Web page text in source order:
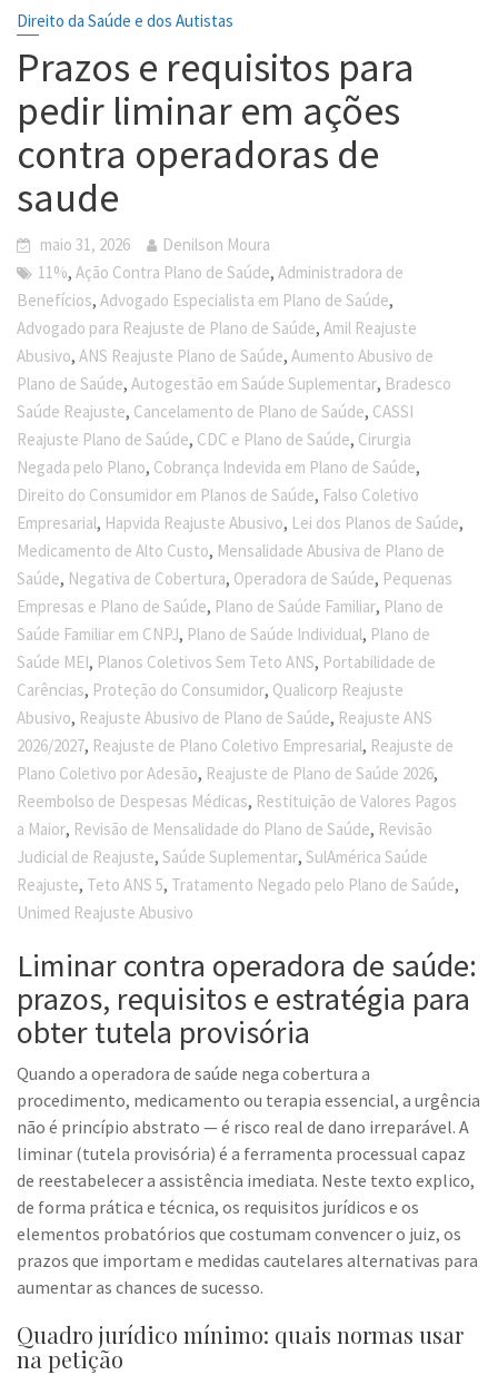
Direito da Saúde e dos Autistas
Prazos e requisitos para
pedir liminar em ações
contra operadoras de
saude
maio 31, 2026
Denilson Moura
11%, Ação Contra Plano de Saúde, Administradora de
Benefícios, Advogado Especialista em Plano de Saúde,
Advogado para Reajuste de Plano de Saúde, Amil Reajuste
Abusivo, ANS Reajuste Plano de Saúde, Aumento Abusivo de
Plano de Saúde, Autogestão em Saúde Suplementar, Bradesco
Saúde Reajuste, Cancelamento de Plano de Saúde, CASSI
Reajuste Plano de Saúde, CDC e Plano de Saúde, Cirurgia
Negada pelo Plano, Cobrança Indevida em Plano de Saúde,
Direito do Consumidor em Planos de Saúde, Falso Coletivo
Empresarial, Hapvida Reajuste Abusivo, Lei dos Planos de Saúde,
Medicamento de Alto Custo, Mensalidade Abusiva de Plano de
Saúde, Negativa de Cobertura, Operadora de Saúde, Pequenas
Empresas e Plano de Saúde, Plano de Saúde Familiar, Plano de
Saúde Familiar em CNPJ, Plano de Saúde Individual, Plano de
Saúde MEI, Planos Coletivos Sem Teto ANS, Portabilidade de
Carências, Proteção do Consumidor, Qualicorp Reajuste
Abusivo, Reajuste Abusivo de Plano de Saúde, Reajuste ANS
2026/2027, Reajuste de Plano Coletivo Empresarial, Reajuste de
Plano Coletivo por Adesão, Reajuste de Plano de Saúde 2026,
Reembolso de Despesas Médicas, Restituição de Valores Pagos
a Maior, Revisão de Mensalidade do Plano de Saúde, Revisão
Judicial de Reajuste, Saúde Suplementar, SulAmérica Saúde
Reajuste, Teto ANS 5, Tratamento Negado pelo Plano de Saúde,
Unimed Reajuste Abusivo
Liminar contra operadora de saúde:
prazos, requisitos e estratégia para
obter tutela provisória
Quando a operadora de saúde nega cobertura a
procedimento, medicamento ou terapia essencial, a urgência
não é princípio abstrato — é risco real de dano irreparável. A
liminar (tutela provisória) é a ferramenta processual capaz
de reestabelecer a assistência imediata. Neste texto explico,
de forma prática e técnica, os requisitos jurídicos e os
elementos probatórios que costumam convencer o juiz, os
prazos que importam e medidas cautelares alternativas para
aumentar as chances de sucesso.
Quadro jurídico mínimo: quais normas usar
na petição